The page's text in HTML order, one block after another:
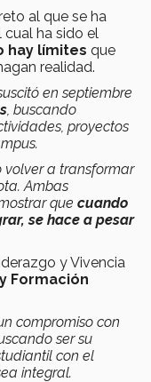
al que se ha
ha sido el
hay límites que
realidad.
en septiembre
, buscando
proyectos
volver a transformar
Ambas
que cuando
se hace a pesar
y Vivencia
Formación
compromiso con
ser su
con el
integral.